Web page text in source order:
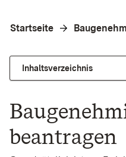
Startseite
Inhaltsverzeichnis
beantragen